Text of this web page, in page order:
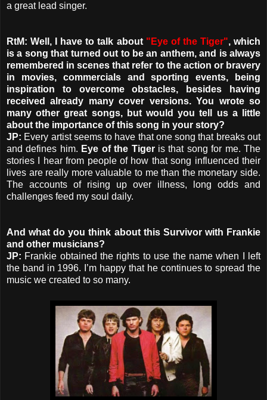
a great lead singer.
RtM: Well, I have to talk about "Eye of the Tiger", which
is a song that turned out to be an anthem, and is always
remembered in scenes that refer to the action or bravery
in movies, commercials and sporting events, being
inspiration to overcome obstacles, besides having
received already many cover versions. You wrote so
many other great songs, but would you tell us a little
about the importance of this song in your story?
JP: Every artist seems to have that one song that breaks out
and defines him. Eye of the Tiger is that song for me. The
stories I hear from people of how that song influenced their
lives are really more valuable to me than the monetary side.
The accounts of rising up over illness, long odds and
challenges feed my soul daily.
And what do you think about this Survivor with Frankie
and other musicians?
JP: Frankie obtained the rights to use the name when I left
the band in 1996. I’m happy that he continues to spread the
music we created to so many.